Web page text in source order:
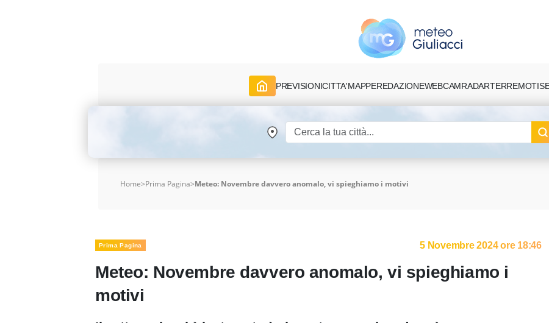
PREVISIONICITTA'MAPPEREDAZIONEWEBCAMRADARTERREMOTI
Home>Prima Pagina>Meteo: Novembre davvero anomalo, vi spieghiamo i motivi
Prima Pagina 5 Novembre 2024 ore 18:46
Meteo: Novembre davvero anomalo, vi spieghiamo i
motivi